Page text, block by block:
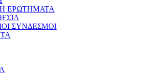
ΕΡΩΤΗΜΑΤΑ
ΣΥΝΔΕΣΜΟΙ